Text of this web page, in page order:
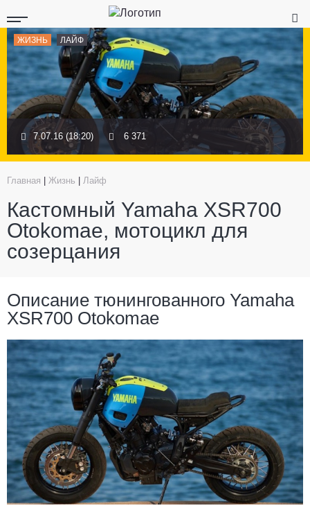
ЖИЗНЬ ЛАЙФ
7.07.16 (18:20) 6 371
Главная Жизнь Лайф
Кастомный Yamaha XSR700
Otokomae, мотоцикл для
созерцания
Описание тюнингованного Yamaha
XSR700 Otokomae